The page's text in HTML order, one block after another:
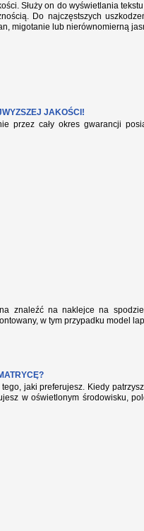
Służy on do wyświetlania
Do najczęstszych
migotanie lub nierównomierną
JAKOŚCI!
przez cały okres gwarancji
znaleźć na naklejce na
w tym przypadku model
jaki preferujesz. Kiedy
w oświetlonym środowisku,